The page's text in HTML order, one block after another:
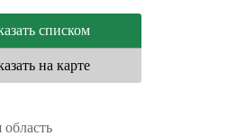
списком
на карте